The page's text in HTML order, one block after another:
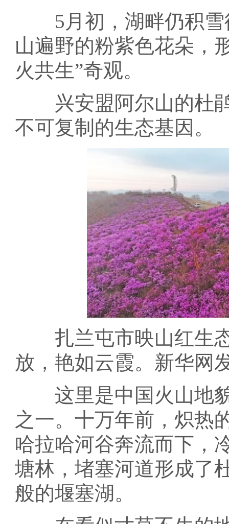
5月初，湖畔仍积雪
山遍野的粉紫色花朵，
火共生”奇观。
兴安盟阿尔山的杜鹃
不可复制的生态基因。
扎兰屯市映山红生态
放，艳如云霞。新华网
这里是中国火山地貌
之一。十万年前，炽热
哈拉哈河谷奔流而下，
塘林，堵塞河道形成了
般的堰塞湖。